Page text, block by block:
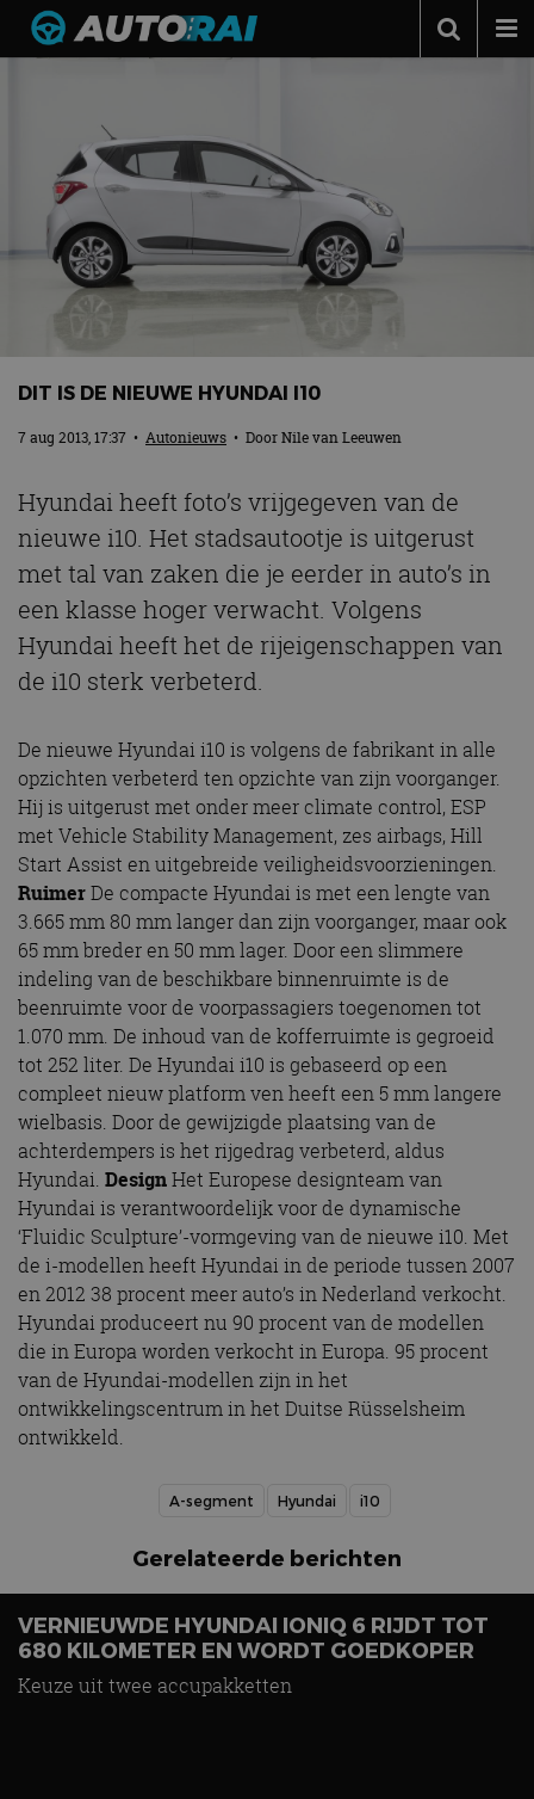
Podcast
Autotests
Automerken
Adverteren
Contact
MotorRAI.nl
DIT IS DE NIEUWE HYUNDAI I10
7 aug 2013, 17:37 • Autonieuws • DoorNile van Leeuwen
Hyundai heeft foto’s vrijgegeven van de
nieuwe i10. Het stadsautootje is uitgerust
met tal van zaken die je eerder in auto’s in
een klasse hoger verwacht. Volgens
Hyundai heeft het de rijeigenschappen van
de i10 sterk verbeterd.
De nieuwe Hyundai i10 is volgens de fabrikant in alle
opzichten verbeterd ten opzichte van zijn voorganger.
Hij is uitgerust met onder meer climate control, ESP
met Vehicle Stability Management, zes airbags, Hill
Start Assist en uitgebreide veiligheidsvoorzieningen.
RuimerDe compacte Hyundai is met een lengte van
3.665 mm 80 mm langer dan zijn voorganger, maar ook
65 mm breder en 50 mm lager. Door een slimmere
indeling van de beschikbare binnenruimte is de
beenruimte voor de voorpassagiers toegenomen tot
1.070 mm. De inhoud van de kofferruimte is gegroeid
tot 252 liter. De Hyundai i10 is gebaseerd op een
compleet nieuw platform ven heeft een 5 mm langere
wielbasis. Door de gewijzigde plaatsing van de
achterdempers is het rijgedrag verbeterd, aldus
Hyundai. DesignHet Europese designteam van
Hyundai is verantwoordelijk voor de dynamische
‘Fluidic Sculpture’-vormgeving van de nieuwe i10. Met
de i-modellen heeft Hyundai in de periode tussen 2007
en 2012 38 procent meer auto’s in Nederland verkocht.
Hyundai produceert nu 90 procent van de modellen
die in Europa worden verkocht in Europa. 95 procent
van de Hyundai-modellen zijn in het
ontwikkelingscentrum in het Duitse Rüsselsheim
ontwikkeld.
A-segment Hyundai i10
Gerelateerde berichten
VERNIEUWDE HYUNDAI IONIQ 6 RIJDT TOT
680 KILOMETER EN WORDT GOEDKOPER
Keuze uit twee accupakketten
Hyundai Ioniq 3 kost 27.995 euro – en dit krijg je
28 jul